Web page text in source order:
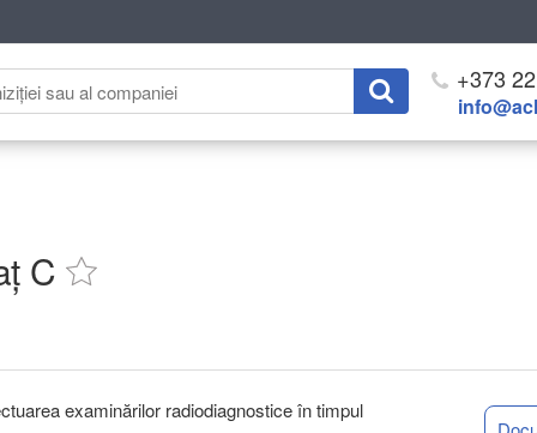
+373
C
examinărilor radiodiagnostice în timpul